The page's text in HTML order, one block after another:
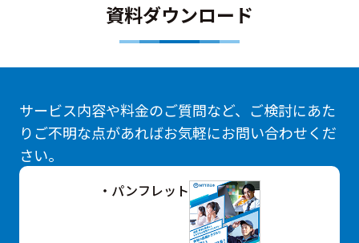
資料ダウンロード
サービス内容や料金のご質問など、ご検討にあた
りご不明な点があればお気軽にお問い合わせくだ
さい。
・パンフレット